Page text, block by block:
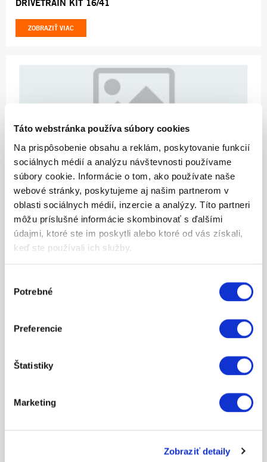
Táto webstránka používa súbory cookies
Na prispôsobenie obsahu a reklám, poskytovanie funkcií
sociálnych médií a analýzu návštevnosti používame
súbory cookie. Informácie o tom, ako používate naše
webové stránky, poskytujeme aj našim partnerom v
oblasti sociálnych médií, inzercie a analýzy. Títo partneri
môžu príslušné informácie skombinovať s ďalšími
údajmi, ktoré ste im poskytli alebo ktoré od vás získali,
keď ste používali ich služby.
súhlasu
Potrebné
Preferencie
Štatistiky
Marketing
Zobraziť detaily
DRIVETRAIN KIT 16/41
ZOBRAZIŤ VIAC
205.53
SEAL KIT ENGINE 125/150
ZOBRAZIŤ VIAC
CHAIN 525 SDZZ + RIVET